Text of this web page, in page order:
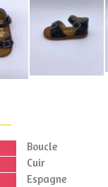
Boucle
Cuir
Espagne